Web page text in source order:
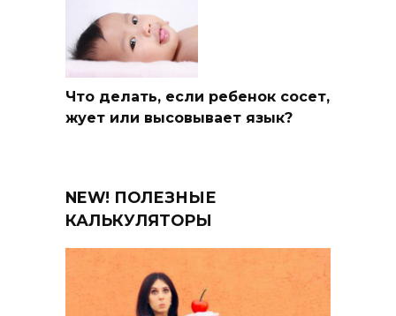
Что делать, если ребенок сосет,
жует или высовывает язык?
NEW! ПОЛЕЗНЫЕ
КАЛЬКУЛЯТОРЫ